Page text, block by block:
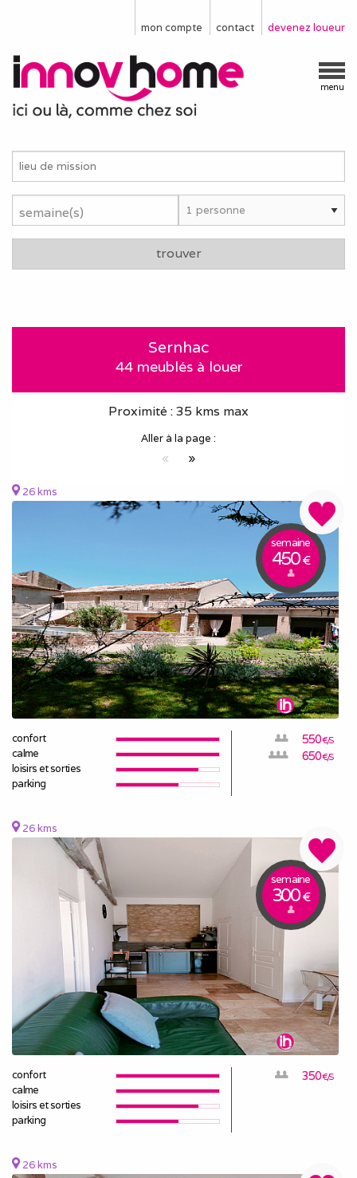
devenez loueur
contact
mon compte
menu
semaine(s)
trouver
Sernhac
44 meublés à louer
Proximité : 35 kms max
Aller à la page :
« »
26 kms
semaine
450€
confort
calme
loisirs et sorties
parking
550€/S
650€/S
26 kms
semaine
300€
confort
calme
loisirs et sorties
parking
350€/S
26 kms